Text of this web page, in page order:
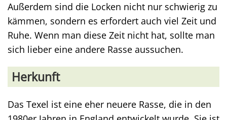
Außerdem sind die Locken nicht nur schwierig zu
kämmen, sondern es erfordert auch viel Zeit und
Ruhe. Wenn man diese Zeit nicht hat, sollte man
sich lieber eine andere Rasse aussuchen.
Herkunft
Das Texel ist eine eher neuere Rasse, die in den